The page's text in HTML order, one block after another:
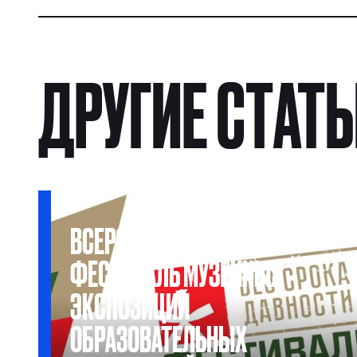
ДРУГИЕ
ВСЕРОССИЙСКИЙ
ФЕСТИВАЛЬ МУЗЕЙНЫХ
ЭКСПОЗИЦИЙ
ОБРАЗОВАТЕЛЬНЫХ